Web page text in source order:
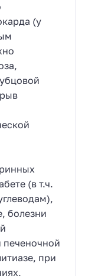
(у
(в т.ч.
болезни
при